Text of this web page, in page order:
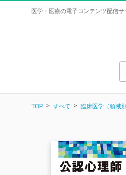
医学・医療の電子コンテンツ配信サ
TOP すべて 臨床医学（領域別